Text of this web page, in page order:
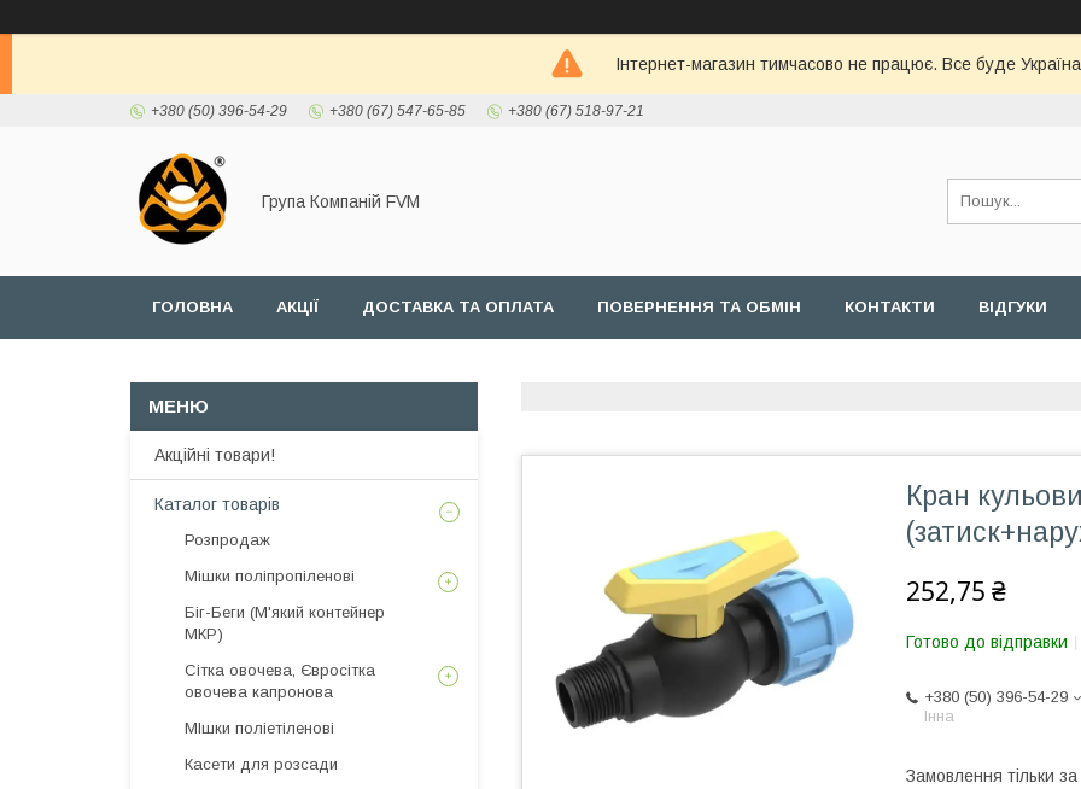
Інтернет-магазин тимчасово не працює. Все буде
+380 (50) 396-54-29 +380 (67) 547-65-85 +380 (67) 518-97-21
Група Компаній FVM
ГОЛОВНА АКЦІЇ ДОСТАВКА ТА ОПЛАТА ПОВЕРНЕННЯ ТА ОБМІН КОНТАКТИ ВІДГУКИ
Кран
252,75 ₴
Готово до відправки
+380 (50) 396-54-29
Інна
Замовлення тільки
Акційні товари!
Каталог товарів
Розпродаж
Мішки поліпропіленові
Біг-Беги (М'який контейнер
МКР)
Сітка овочева, Євросітка
овочева капронова
МІшки поліетіленові
Касети для розсади